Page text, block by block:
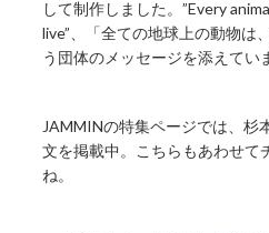
して制作しました。”Every
live”、「全ての地球上の動物は
う団体のメッセージを添えてい
JAMMINの特集ページでは、杉
文を掲載中。こちらもあわせて
ね。